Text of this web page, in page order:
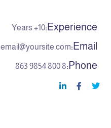
Experience:
10+ Years
Email:
email@yoursite.com
Phone:
8 800 9854 863